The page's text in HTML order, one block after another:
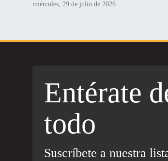
miércoles, 29 de julio de 2026
Entérate
todo
Suscríbete a nuestra